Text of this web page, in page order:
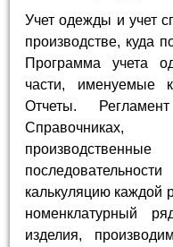
Учет одежды и учет
производстве, куда
Программа учета
части, именуемые
Отчеты.
Справочниках,
калькуляцию каждой
номенклатурный
изделия,